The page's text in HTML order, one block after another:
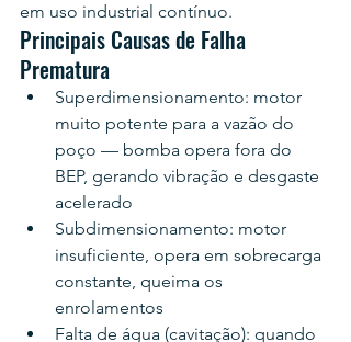
em uso industrial contínuo.
Principais Causas de Falha
Prematura
Superdimensionamento: motor
muito potente para a vazão do
poço — bomba opera fora do
BEP, gerando vibração e desgaste
acelerado
Subdimensionamento: motor
insuficiente, opera em sobrecarga
constante, queima os
enrolamentos
Falta de água (cavitação): quando